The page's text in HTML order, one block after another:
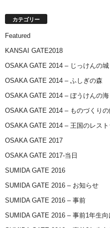
カテゴリー
Featured
KANSAI GATE2018
OSAKA GATE 2014 – じっけんの城
OSAKA GATE 2014 – ふしぎの森
OSAKA GATE 2014 – ぼうけんの海
OSAKA GATE 2014 – ものづくり
OSAKA GATE 2014 – 王国のレスト
OSAKA GATE 2017
OSAKA GATE 2017-当日
SUMIDA GATE 2016
SUMIDA GATE 2016 – お知らせ
SUMIDA GATE 2016 – 事前
SUMIDA GATE 2016 – 事前1年生向